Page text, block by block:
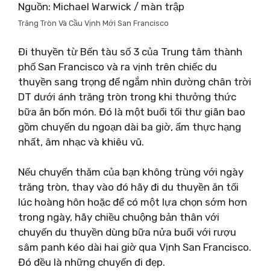
Nguồn: Michael Warwick / màn trập
Trăng Tròn Và Cầu Vịnh Mới San Francisco
Đi thuyền từ Bến tàu số 3 của Trung tâm thành
phố San Francisco và ra vịnh trên chiếc du
thuyền sang trọng để ngắm nhìn đường chân trời
DT dưới ánh trăng tròn trong khi thưởng thức
bữa ăn bốn món. Đó là một buổi tối thư giãn bao
gồm chuyến du ngoạn dài ba giờ, ẩm thực hạng
nhất, âm nhạc và khiêu vũ.
Nếu chuyến thăm của bạn không trùng với ngày
trăng tròn, thay vào đó hãy đi du thuyền ăn tối
lúc hoàng hôn hoặc để có một lựa chọn sớm hơn
trong ngày, hãy chiều chuộng bản thân với
chuyến du thuyền dùng bữa nửa buổi với rượu
sâm panh kéo dài hai giờ qua Vịnh San Francisco.
Đó đều là những chuyến đi đẹp.